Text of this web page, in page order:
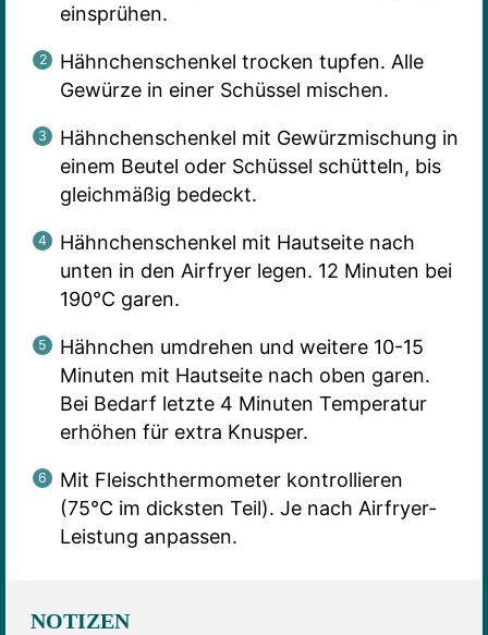
einsprühen.
Hähnchenschenkel trocken tupfen. Alle
Gewürze in einer Schüssel mischen.
Hähnchenschenkel mit Gewürzmischung in
einem Beutel oder Schüssel schütteln, bis
gleichmäßig bedeckt.
Hähnchenschenkel mit Hautseite nach
unten in den Airfryer legen. 12 Minuten bei
190°C garen.
Hähnchen umdrehen und weitere 10-15
Minuten mit Hautseite nach oben garen.
Bei Bedarf letzte 4 Minuten Temperatur
erhöhen für extra Knusper.
Mit Fleischthermometer kontrollieren
(75°C im dicksten Teil). Je nach Airfryer-
Leistung anpassen.
NOTIZEN